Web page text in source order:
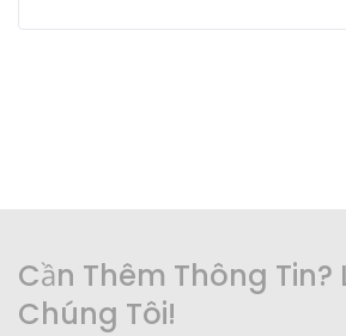
Cần Thêm Thông Tin?
Chúng Tôi!